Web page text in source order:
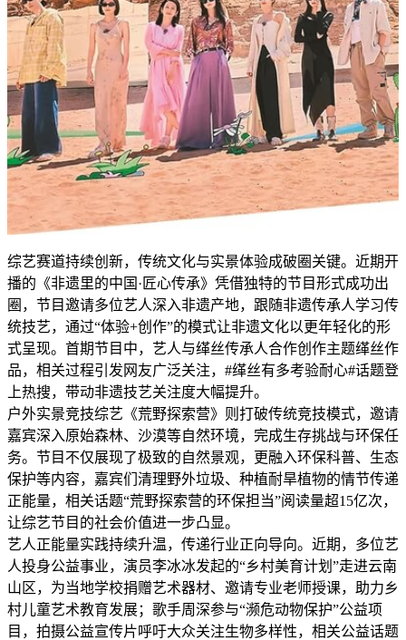
综艺赛道持续创新，传统文化与实景体验成破圈关键。近期开
播的《非遗里的中国·匠心传承》凭借独特的节目形式成功出
圈，节目邀请多位艺人深入非遗产地，跟随非遗传承人学习传
统技艺，通过“体验+创作”的模式让非遗文化以更年轻化的形
式呈现。首期节目中，艺人与缂丝传承人合作创作主题缂丝作
品，相关过程引发网友广泛关注，#缂丝有多考验耐心#话题登
上热搜，带动非遗技艺关注度大幅提升。
户外实景竞技综艺《荒野探索营》则打破传统竞技模式，邀请
嘉宾深入原始森林、沙漠等自然环境，完成生存挑战与环保任
务。节目不仅展现了极致的自然景观，更融入环保科普、生态
保护等内容，嘉宾们清理野外垃圾、种植耐旱植物的情节传递
正能量，相关话题“荒野探索营的环保担当”阅读量超15亿次，
让综艺节目的社会价值进一步凸显。
艺人正能量实践持续升温，传递行业正向导向。近期，多位艺
人投身公益事业，演员李冰冰发起的“乡村美育计划”走进云南
山区，为当地学校捐赠艺术器材、邀请专业老师授课，助力乡
村儿童艺术教育发展；歌手周深参与“濒危动物保护”公益项
目，拍摄公益宣传片呼吁大众关注生物多样性，相关公益话题